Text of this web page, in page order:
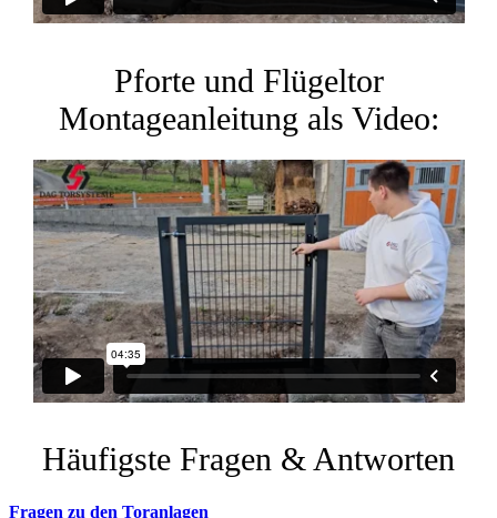
Pforte und Flügeltor
Montageanleitung als Video:
Häufigste Fragen & Antworten
Fragen zu den Toranlagen